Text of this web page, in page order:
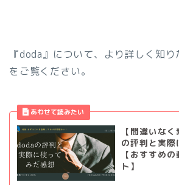
『doda』について、より詳しく知
をご覧ください。
【間違いな
の評判と実
【おすすめ
ト】